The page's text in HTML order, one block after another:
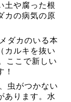
土や腐った根
カの病気の原
ダカのいる本
カルキを抜い
ここで新しい
虫がつかない
あります。水